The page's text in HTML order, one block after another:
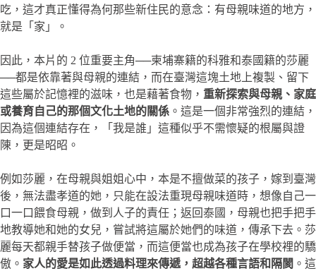
吃，這才真正懂得為何那些新住民的意念：有母親味道的地方，
就是「家」。
因此，本片的 2 位重要主角──柬埔寨籍的科雅和泰國籍的莎麗
──都是依靠著與母親的連結，而在臺灣這塊土地上複製、留下
這些屬於記憶裡的滋味，也是藉著食物， 重新探索與母親、家庭
或養育自己的那個文化土地的關係 。這是一個非常強烈的連結，
因為這個連結存在，「我是誰」這種似乎不需懷疑的根屬與證
陳，更是昭昭。
例如莎麗，在母親與姐姐心中，本是不擅做菜的孩子，嫁到臺灣
後，無法盡孝道的她，只能在設法重現母親味道時，想像自己一
口一口餵食母親，做到人子的責任；返回泰國，母親也把手把手
地教導她和她的女兒，嘗試將這屬於她們的味道，傳承下去。莎
麗每天都親手替孩子做便當，而這便當也成為孩子在學校裡的驕
傲。 家人的愛是如此透過料理來傳遞，超越各種言語和隔閡 。這